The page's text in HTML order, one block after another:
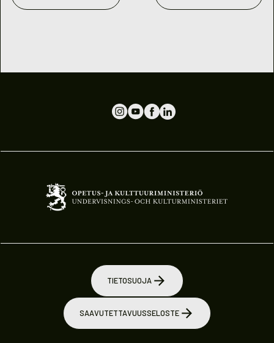
TIETOSUOJA
SAAVUTETTAVUUSSELOSTE